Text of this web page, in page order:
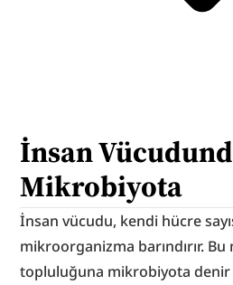
İnsan
Mikrobiyota
İnsan vücudu, kendi hücre
mikroorganizma barındırır.